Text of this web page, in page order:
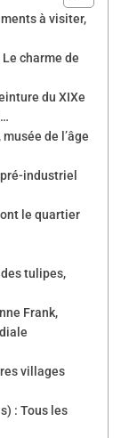
à visiter,
charme de
du XIXe
de l’âge
industriel
le quartier
tulipes,
Frank,
villages
: Tous les